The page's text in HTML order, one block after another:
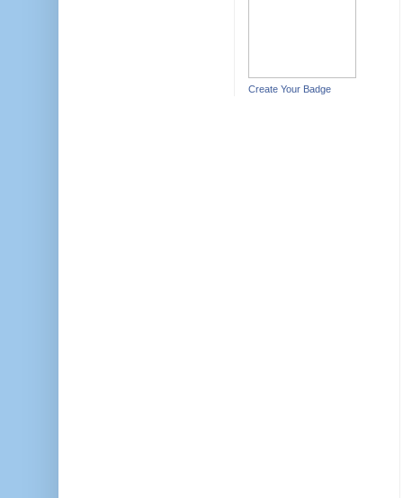
Create Your Badge